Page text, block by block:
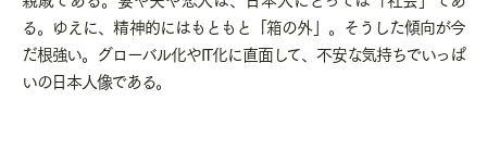
る。ゆえに、精神的にはもともと「箱の外」。そうした傾向が今
だ根強い。グローバル化やIT化に直面して、不安な気持ちでいっぱ
いの日本人像である。